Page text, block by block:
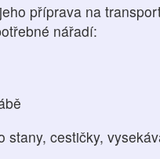
příprava na
nářadí:
cestičky,